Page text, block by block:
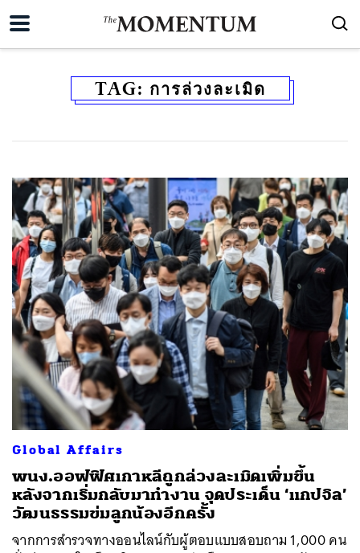
TAG: การล่วงละเมิด
Global Affairs
พนง.ออฟฟิศเกาหลีถูกล่วงละเมิดเพิ่มขึ้น
หลังจากเริ่มกลับมาทำงาน จุดประเด็น ‘แกปจิล’
วัฒนธรรมข่มลูกน้องอีกครั้ง
จากการสำรวจทางออนไลน์กับผู้ตอบแบบสอบถาม 1,000 คน